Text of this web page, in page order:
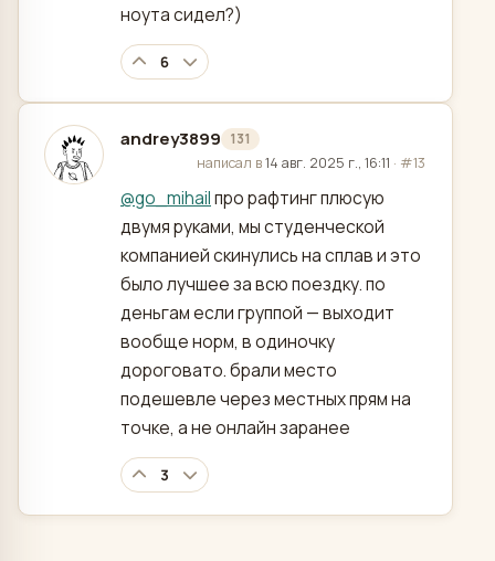
ноута сидел?)
6
andrey3899 131
отредактировано
написал в14 авг. 2025 г., 16:11 · #13
@go_mihailпро рафтинг плюсую
двумя руками, мы студенческой
компанией скинулись на сплав и это
было лучшее за всю поездку. по
деньгам если группой — выходит
вообще норм, в одиночку
дороговато. брали место
подешевле через местных прям на
точке, а не онлайн заранее
3